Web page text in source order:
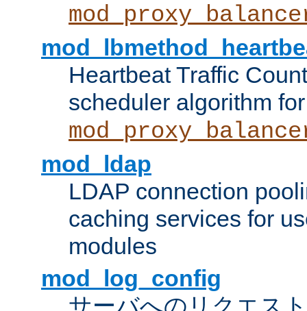
Heartbeat Traffic
scheduler algorithm for
mod_ldap
LDAP connection
caching services for
modules
mod_log_config
サーバへのリクエス